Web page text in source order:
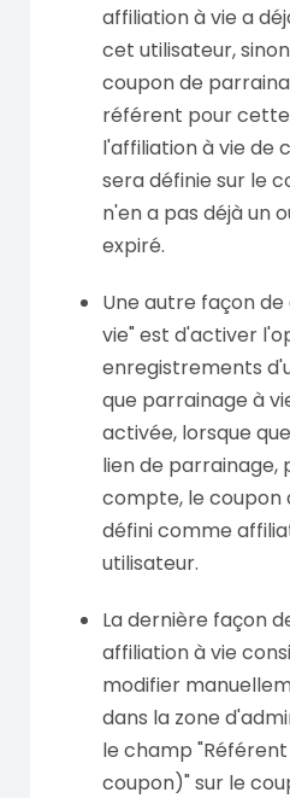
affiliation à vie a
cet utilisateur,
coupon de
référent pour
l'affiliation à vie de
sera définie sur le
n'en a pas déjà un
expiré.
Une autre façon
vie" est d'activer
enregistrements
que parrainage à
activée, lorsque
lien de parrainage,
compte, le coupon
défini comme
utilisateur.
La dernière façon
affiliation à vie
modifier
dans la zone
le champ
coupon)" sur le